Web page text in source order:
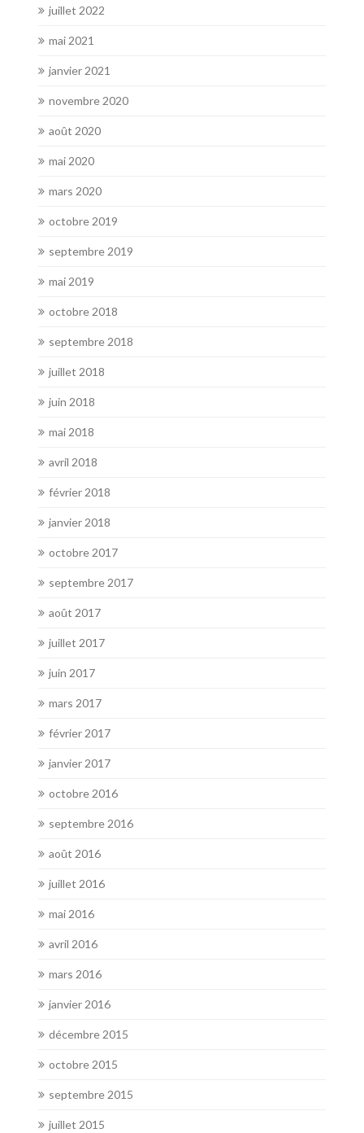
juillet 2022
mai 2021
janvier 2021
novembre 2020
août 2020
mai 2020
mars 2020
octobre 2019
septembre 2019
mai 2019
octobre 2018
septembre 2018
juillet 2018
juin 2018
mai 2018
avril 2018
février 2018
janvier 2018
octobre 2017
septembre 2017
août 2017
juillet 2017
juin 2017
mars 2017
février 2017
janvier 2017
octobre 2016
septembre 2016
août 2016
juillet 2016
mai 2016
avril 2016
mars 2016
janvier 2016
décembre 2015
octobre 2015
septembre 2015
juillet 2015